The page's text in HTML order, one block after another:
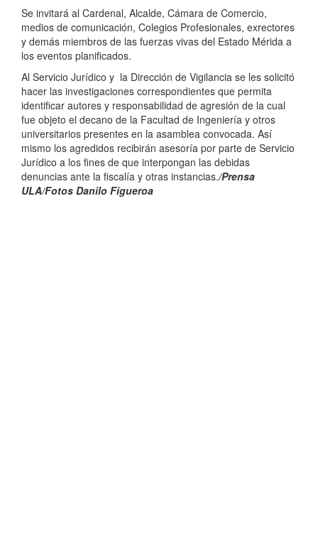
Se invitará al Cardenal, Alcalde, Cámara de Comercio,
medios de comunicación, Colegios Profesionales, exrectores
y demás miembros de las fuerzas vivas del Estado Mérida a
los eventos planificados.
Al Servicio Jurídico y la Dirección de Vigilancia se les solicitó
hacer las investigaciones correspondientes que permita
identificar autores y responsabilidad de agresión de la cual
fue objeto el decano de la Facultad de Ingeniería y otros
universitarios presentes en la asamblea convocada. Así
mismo los agredidos recibirán asesoría por parte de Servicio
Jurídico a los fines de que interpongan las debidas
denuncias ante la fiscalía y otras instancias./Prensa
ULA/Fotos Danilo Figueroa